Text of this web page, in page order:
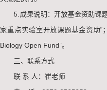
5.成果说明：开放基金资助课题
家重点实验室开放课题基金资助”
Biology Open Fund”。
三、联系方式
联 系 人：崔老师